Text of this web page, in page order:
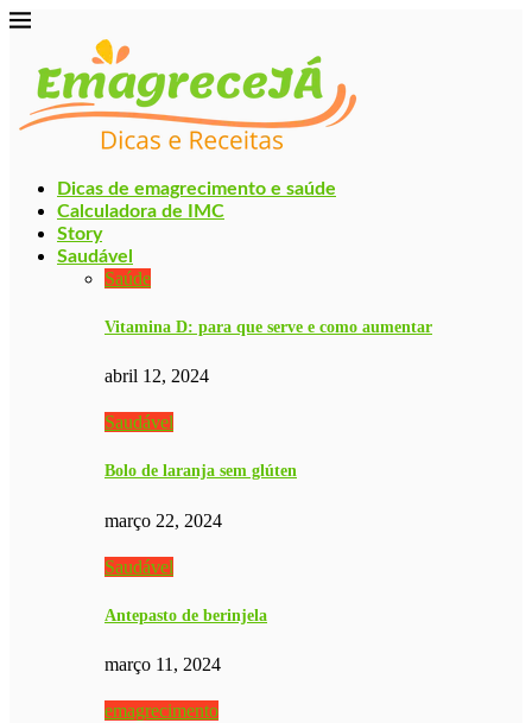
Dicas de emagrecimento e saúde
Calculadora de IMC
Story
Saudável
Saúde
Vitamina D: para que serve e como aumentar
abril 12, 2024
Saudável
Bolo de laranja sem glúten
março 22, 2024
Saudável
Antepasto de berinjela
março 11, 2024
emagrecimento